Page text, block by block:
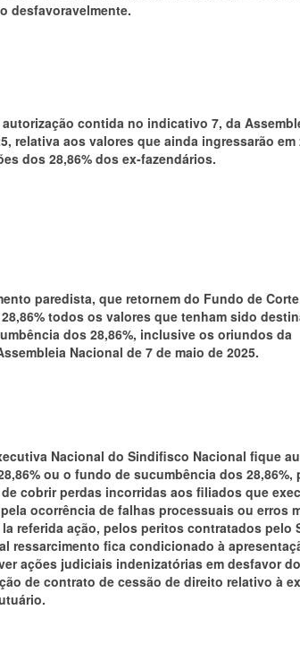
desfavoravelmente.
contida no indicativo 7, da
relativa aos valores que ainda ingressarão em
dos 28,86% dos ex-fazendários.
paredista, que retornem do Fundo de
todos os valores que tenham sido
dos 28,86%, inclusive os oriundos da
Nacional de 7 de maio de 2025.
Nacional do Sindifisco Nacional fique
ou o fundo de sucumbência dos 28,86%,
cobrir perdas incorridas aos filiados que
ocorrência de falhas processuais ou erros
referida ação, pelos peritos contratados pelo
ressarcimento fica condicionado à
ações judiciais indenizatórias em desfavor do
de contrato de cessão de direito relativo à